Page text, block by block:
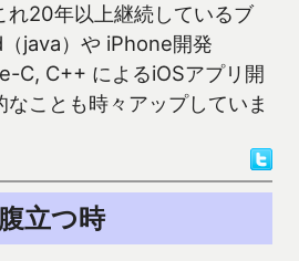
れ20年以上継続しているブ
java）や iPhone開発
C, C++ によるiOSアプリ開
ことも時々アップしていま
立つ時